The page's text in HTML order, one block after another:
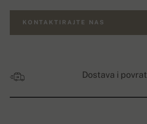
KONTAKTIRAJTE NAS
Dostava i povrat